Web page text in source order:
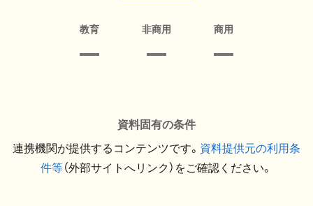
教育 非商用 商用
資料固有の条件
連携機関が提供するコンテンツです。 資料提供元の利用条
件等（外部サイトへリンク）をご確認ください。